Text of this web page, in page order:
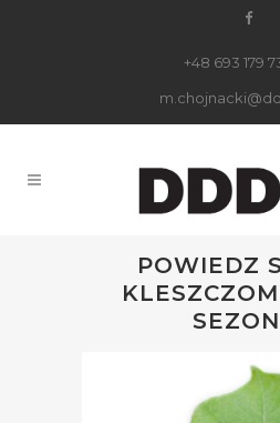
+48 693 179
POWIEDZ